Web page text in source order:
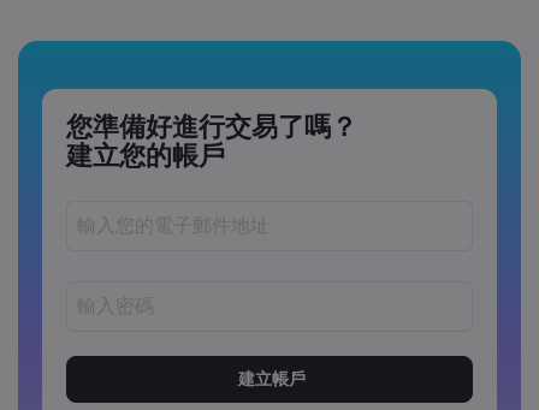
您準備好進行交易了嗎？
建立您的帳戶
密碼長度必須介於 8 到 15 個字元之間